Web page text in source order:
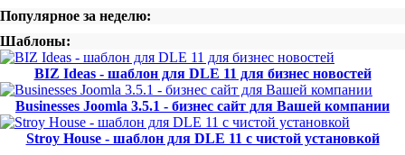
Популярное за неделю:
Шаблоны:
BIZ Ideas - шаблон для DLE 11 для бизнес новостей
Businesses Joomla 3.5.1 - бизнес сайт для Вашей компании
Stroy House - шаблон для DLE 11 с чистой установкой